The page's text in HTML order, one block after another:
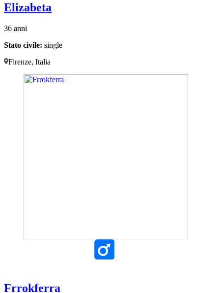
Elizabeta
36 anni
Stato civile: single
Firenze, Italia
Frrokferra